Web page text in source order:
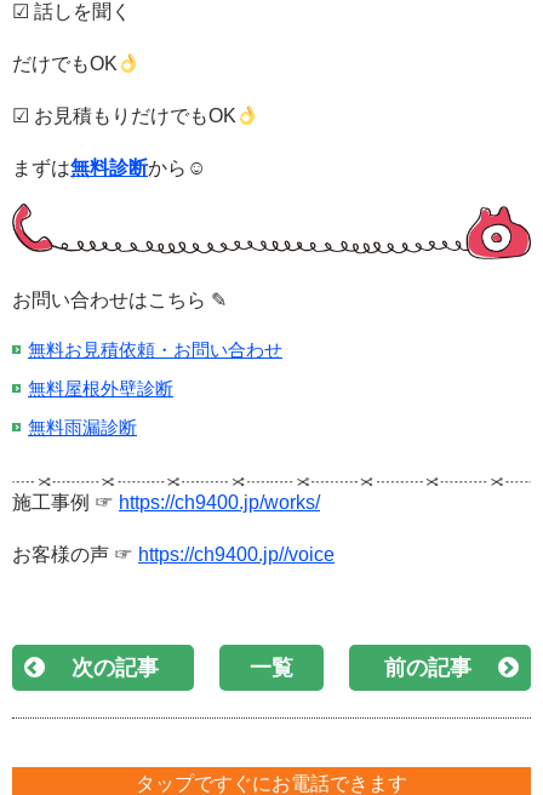
☑ 話しを聞く
だけでもOK
☑ お見積もりだけでもOK
まずは無料診断から☺
お問い合わせはこちら ✎
無料お見積依頼・お問い合わせ
無料屋根外壁診断
無料雨漏診断
施工事例 ☞ https://ch9400.jp/works/
お客様の声 ☞ https://ch9400.jp//voice
次の記事 一覧 前の記事
タップですぐにお電話できます